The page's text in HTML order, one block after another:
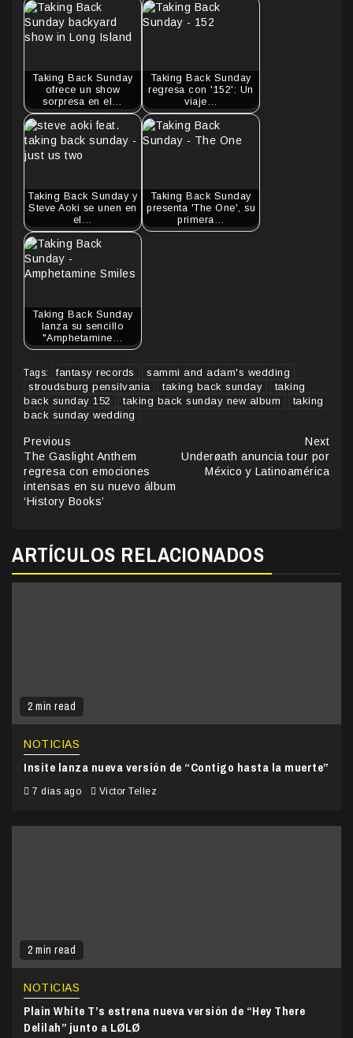
Taking Back Sunday
ofrece un show
sorpresa en el…
Taking Back Sunday
regresa con '152': Un
viaje…
Taking Back Sunday y
Steve Aoki se unen en
el…
Taking Back Sunday
presenta 'The One', su
primera…
Taking Back Sunday
lanza su sencillo
"Amphetamine…
Tags: fantasy records
sammi and adam's wedding
stroudsburg pensilvania
taking back sunday
taking
back sunday 152
taking back sunday new album
taking
back sunday wedding
Continue
Reading
Previous
The Gaslight Anthem
regresa con emociones
intensas en su nuevo álbum
‘History Books’
Next
Underøath anuncia tour por
México y Latinoamérica
ARTÍCULOS RELACIONADOS
2 min read
NOTICIAS
Insite lanza nueva versión de “Contigo hasta la muerte”
7 días ago Victor Tellez
2 min read
NOTICIAS
Plain White T’s estrena nueva versión de “Hey There
Delilah” junto a LØLØ